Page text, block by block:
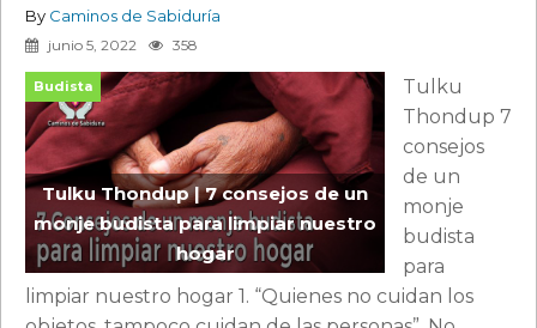
By Caminos de Sabiduría
junio 5, 2022 358
Budista
Tulku Thondup | 7 consejos de un
monje budista para limpiar nuestro
hogar
Tulku
Thondup 7
consejos
de un
monje
budista
para
limpiar nuestro hogar 1. “Quienes no cuidan los